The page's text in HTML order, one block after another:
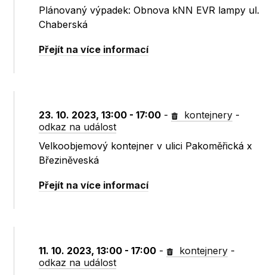
Plánovaný výpadek: Obnova kNN EVR lampy ul.
Chaberská
Přejít na více informací
23. 10. 2023, 13:00 - 17:00 - kontejnery -
odkaz na událost
Velkoobjemový kontejner v ulici Pakoměřická x
Březiněveská
Přejít na více informací
11. 10. 2023, 13:00 - 17:00 - kontejnery -
odkaz na událost